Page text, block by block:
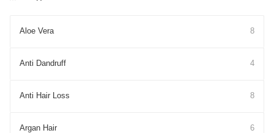
Aloe Vera 8
Anti Dandruff 4
Anti Hair Loss 8
Argan Hair 6